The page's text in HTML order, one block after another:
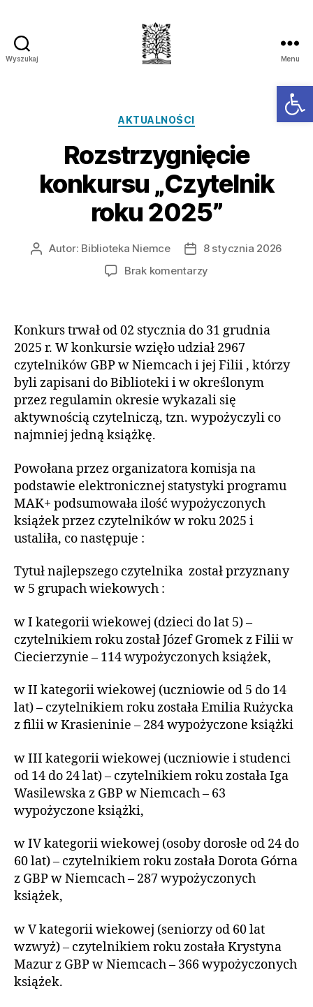
Wyszukaj Menu
AKTUALNOŚCI
Rozstrzygnięcie
konkursu „Czytelnik
roku 2025”
Autor: Biblioteka Niemce
8 stycznia 2026
Brak komentarzy
Konkurs trwał od 02 stycznia do 31 grudnia
2025 r. W konkursie wzięło udział 2967
czytelników GBP w Niemcach i jej Filii , którzy
byli zapisani do Biblioteki i w określonym
przez regulamin okresie wykazali się
aktywnością czytelniczą, tzn. wypożyczyli co
najmniej jedną książkę.
Powołana przez organizatora komisja na
podstawie elektronicznej statystyki programu
MAK+ podsumowała ilość wypożyczonych
książek przez czytelników w roku 2025 i
ustaliła, co następuje :
Tytuł najlepszego czytelnika został przyznany
w 5 grupach wiekowych :
w I kategorii wiekowej (dzieci do lat 5) –
czytelnikiem roku został Józef Gromek z Filii w
Ciecierzynie – 114 wypożyczonych książek,
w II kategorii wiekowej (uczniowie od 5 do 14
lat) – czytelnikiem roku została Emilia Rużycka
z filii w Krasieninie – 284 wypożyczone książki
w III kategorii wiekowej (uczniowie i studenci
od 14 do 24 lat) – czytelnikiem roku została Iga
Wasilewska z GBP w Niemcach – 63
wypożyczone książki,
w IV kategorii wiekowej (osoby dorosłe od 24 do
60 lat) – czytelnikiem roku została Dorota Górna
z GBP w Niemcach – 287 wypożyczonych
książek,
w V kategorii wiekowej (seniorzy od 60 lat
wzwyż) – czytelnikiem roku została Krystyna
Mazur z GBP w Niemcach – 366 wypożyczonych
książek.